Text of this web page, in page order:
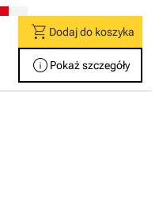
shopping_cart Dodaj do koszyka
info Pokaż szczegóły